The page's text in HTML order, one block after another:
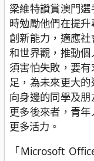
梁維特讚賞澳門
時勉勵他們在提
創新能力，適應
和世界觀，推動
須害怕失敗，要
足，為未來更大
向身邊的同學及
更多後來者，青
更多活力。
「Microsoft